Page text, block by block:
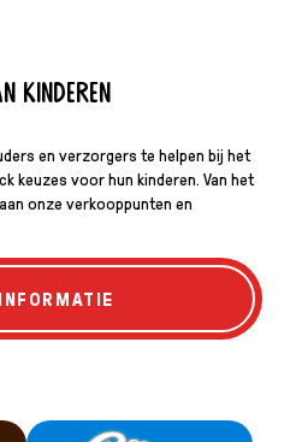
kinderen
en verzorgers te helpen bij het
keuzes voor hun kinderen. Van het
onze verkooppunten en
ONZE